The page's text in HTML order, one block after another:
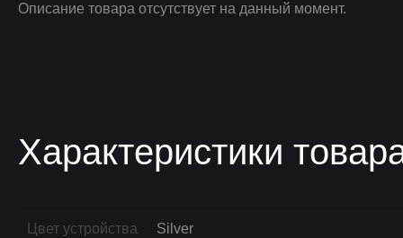
Описание товара отсутствует на данный момент.
Характеристики
Цвет устройства Silver